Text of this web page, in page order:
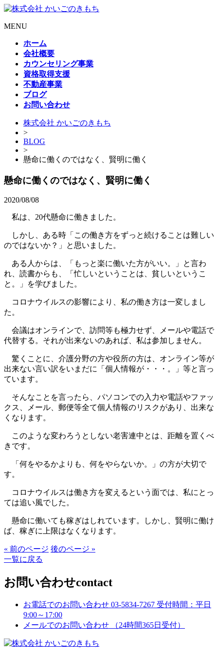
MENU
ホーム
会社概要
カウンセリング事業
資格取得支援
不動産事業
ブログ
お問い合わせ
株式会社 かいごのきもち
>
BLOG
>
懸命に働くのではなく、賢明に働く
懸命に働くのではなく、賢明に働く
2020/08/08
私は、20代懸命に働きました。
しかし、ある時「この働き方をずっと続けることは難しい
のではないか？」と思いました。
ある人からは、「もっと楽に働いた方がいい。」と言わ
れ、読書からも、「忙しいということは、貧しいというこ
と。」を学びました。
コロナウイルスの影響により、私の働き方は一変しまし
た。
会議はオンラインで、訪問等も極力せず、メールや電話で
代替する。それが出来ないのあれば、私は参加しません。
驚くことに、介護分野の方や役所の方は、オンライン等が
出来ない言い訳をいまだに「個人情報が・・・。」等と言っ
ています。
そんなことを言ったら、パソコンでの入力や電話やファッ
クス、メール、郵便等全て個人情報のリスクがあり、出来な
くなります。
このような変わろうとしない老害連中とは、距離を置くべ
きです。
「何をやるかよりも、何をやらないか。」の方が大切で
す。
コロナウイルスは働き方を変えるという面では、私にとっ
ては追い風でした。
懸命に働いても稼ぎはしれています。しかし、賢明に働け
ば、稼ぎに上限はなくなります。
« 前のページ 後のページ »
一覧に戻る
お問い合わせcontact
お電話でのお問い合わせ 03-5834-7267 受付時間：平日
9:00～17:00
メールでのお問い合わせ
（24時間365日受付）